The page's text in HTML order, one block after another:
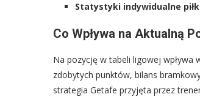
Statystyki indywidualne
Co Wpływa na Aktualną
Na pozycję w tabeli ligowej wpływa
zdobytych punktów, bilans
strategia Getafe przyjęta przez